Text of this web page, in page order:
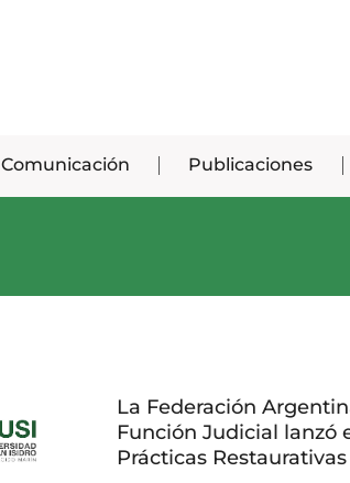
Comunicación Publicaciones
La Federación
Función Judicial lanzó
Prácticas Restaurativas